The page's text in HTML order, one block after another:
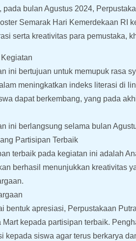
bulan Agustus 2024,
Semarak Hari Kemerdekaan RI
serta kreativitas para pemustaka,
ini bertujuan untuk memupuk rasa
meningkatkan indeks literasi di
dapat berkembang, yang pada
ini berlangsung selama bulan
Partisipan Terbaik
terbaik pada kegiatan ini adalah
berhasil menunjukkan kreativitas
bentuk apresiasi, Perpustakaan
Mart kepada partisipan terbaik.
kepada siswa agar terus berkarya